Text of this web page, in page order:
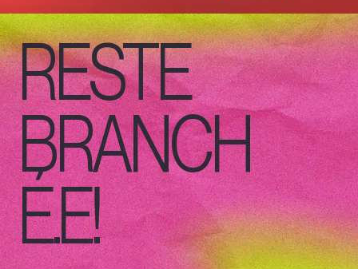
RESTE
BRANCH
É.E!